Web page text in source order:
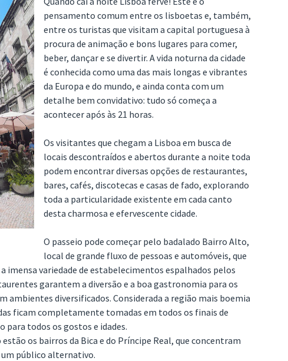
pensamento comum entre os lisboetas e, também,
entre os turistas que visitam a capital portuguesa à
procura de animação e bons lugares para comer,
beber, dançar e se divertir. A vida noturna da cidade
é conhecida como uma das mais longas e vibrantes
da Europa e do mundo, e ainda conta com um
detalhe bem convidativo: tudo só começa a
acontecer após às 21 horas.
Os visitantes que chegam a Lisboa em busca de
locais descontraídos e abertos durante a noite toda
podem encontrar diversas opções de restaurantes,
bares, cafés, discotecas e casas de fado, explorando
toda a particularidade existente em cada canto
desta charmosa e efervescente cidade.
O passeio pode começar pelo badalado Bairro Alto,
local de grande fluxo de pessoas e automóveis, que
imensa variedade de estabelecimentos espalhados pelos
garantem a diversão e a boa gastronomia para os
ambientes diversificados. Considerada a região mais boemia
ficam completamente tomadas em todos os finais de
todos os gostos e idades.
os bairros da Bica e do Príncipe Real, que concentram
um público alternativo.